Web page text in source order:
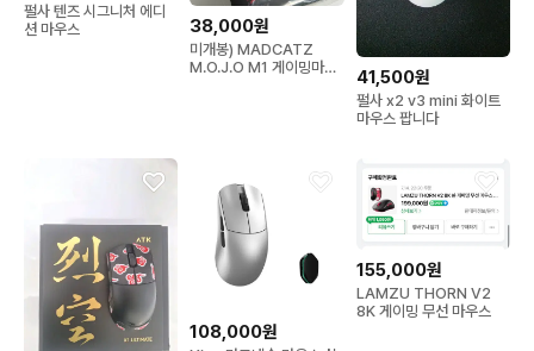
펄사 텐즈 시그니처 에디
션 마우스
38,000원
미개봉) MADCATZ
M.O.J.O M1 게이밍마우
41,500원
펄사 x2 v3 mini 화이트
마우스 팝니다
108,000원
155,000원
LAMZU THORN V2
8K 게이밍 무선 마우스